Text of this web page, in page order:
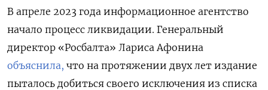
В апреле 2023 года информационное агентство
начало процесс ликвидации. Генеральный
директор «Росбалта» Лариса Афонина
объяснила, что на протяжении двух лет издание
пыталось добиться своего исключения из списка